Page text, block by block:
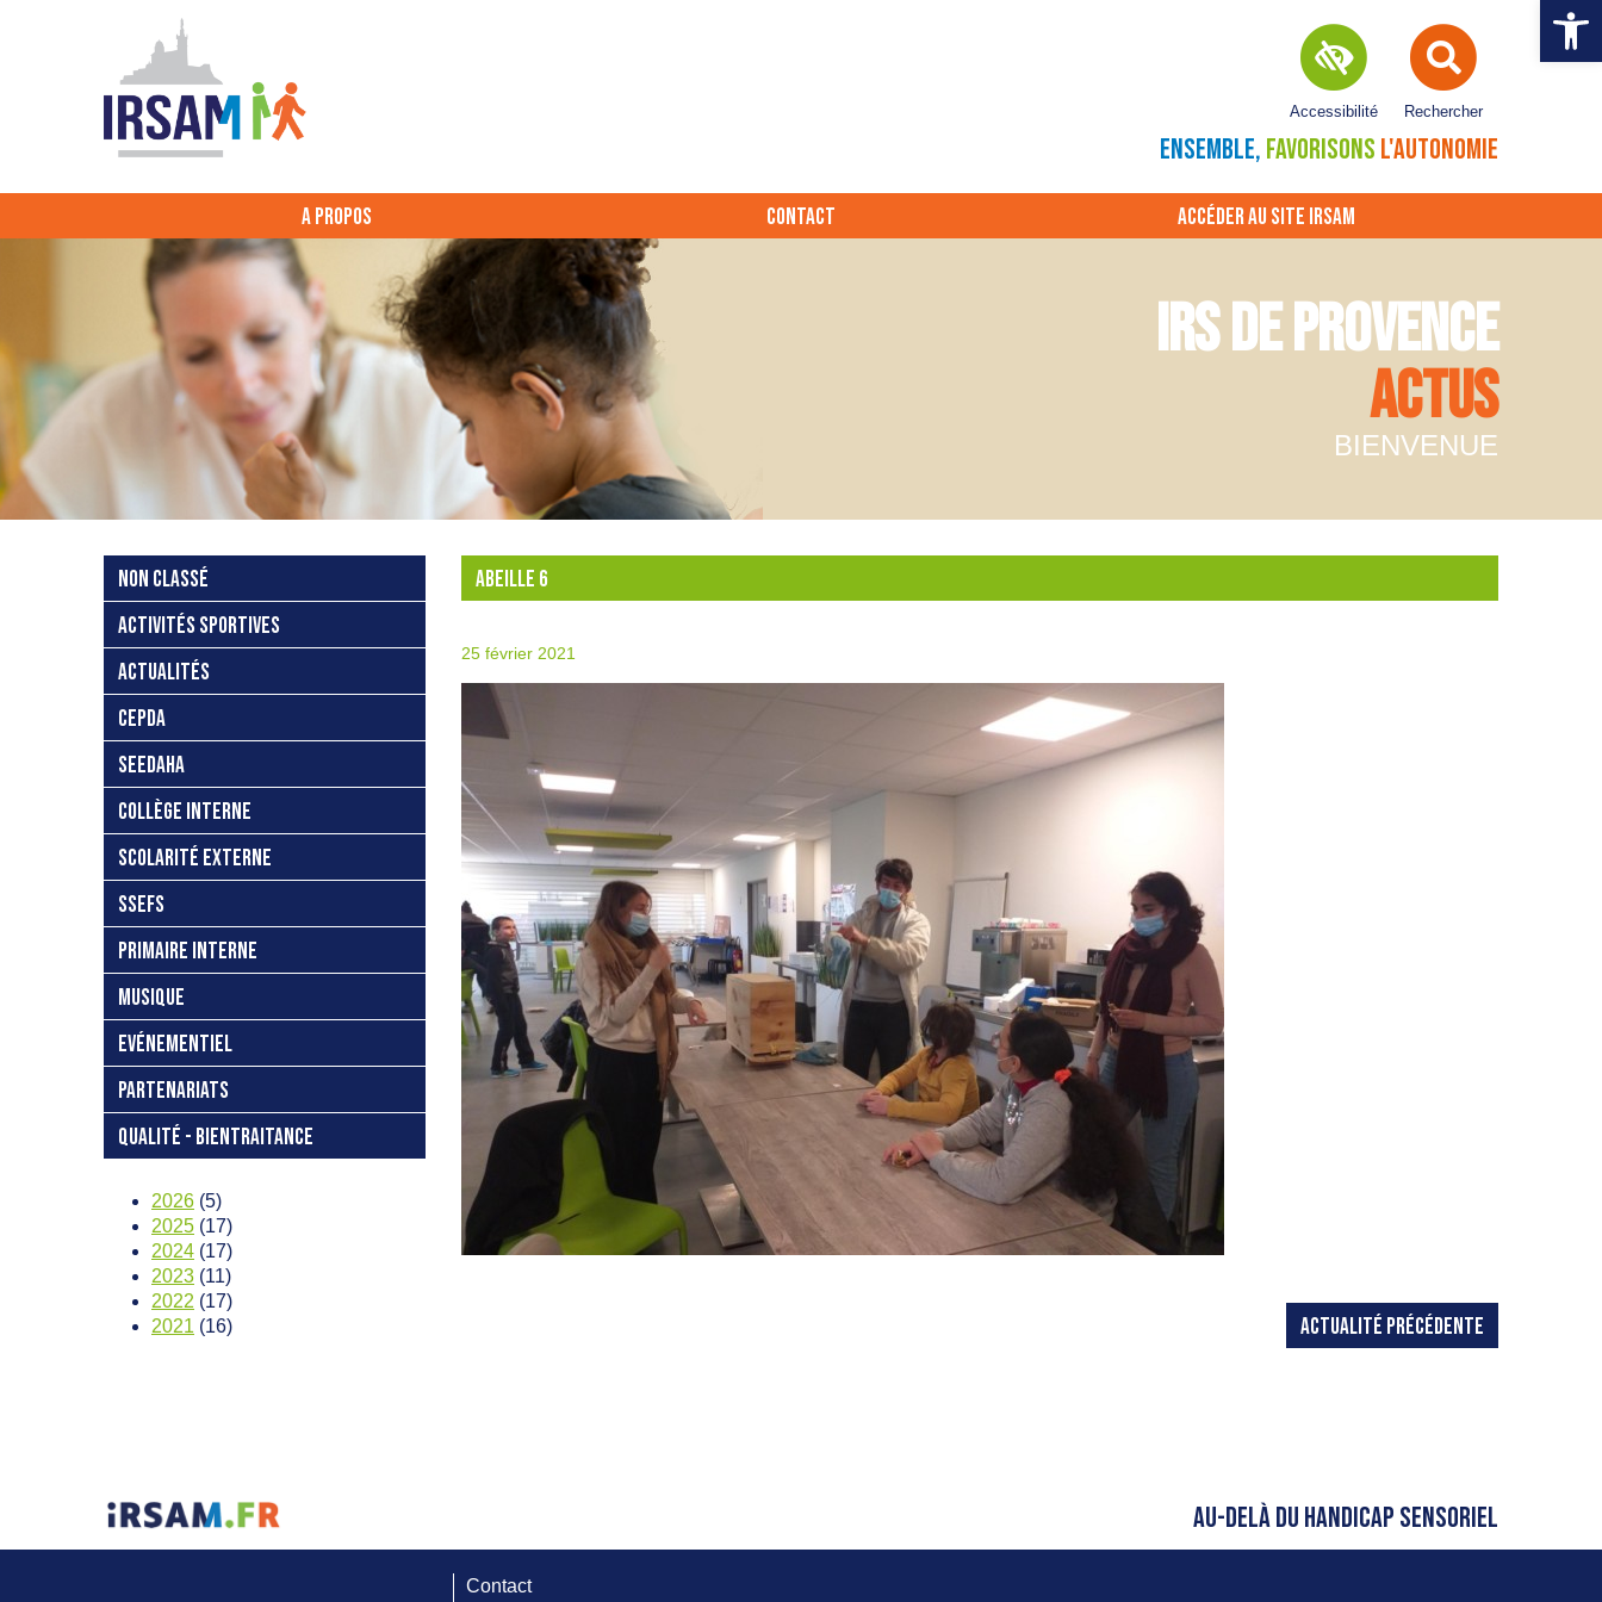
Ouvrir
Rechercher
Accessibilité
ENSEMBLE, FAVORISONS L'AUTONOMIE
A PROPOS CONTACT ACCÉDER AU SITE IRSAM
IRS DE PROVENCE
ACTUS
BIENVENUE
NON CLASSÉ
ACTIVITÉS SPORTIVES
ACTUALITÉS
CEPDA
SEEDAHA
COLLÈGE INTERNE
SCOLARITÉ EXTERNE
SSEFS
PRIMAIRE INTERNE
MUSIQUE
EVÉNEMENTIEL
PARTENARIATS
QUALITÉ - BIENTRAITANCE
2026 (5)
2025 (17)
2024 (17)
2023 (11)
2022 (17)
2021 (16)
ABEILLE 6
25 février 2021
ACTUALITÉ PRÉCÉDENTE
AU-DELÀ DU HANDICAP SENSORIEL
Contact